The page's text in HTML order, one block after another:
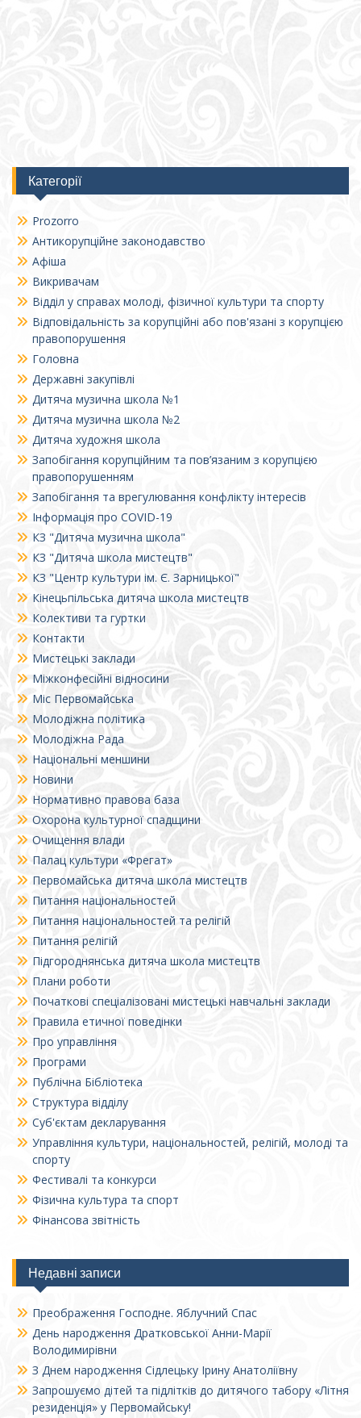
Категорії
Prozorro
Антикорупційне законодавство
Афіша
Викривачам
Відділ у справах молоді, фізичної культури та спорту
Відповідальність за корупційні або пов'язані з корупцією
правопорушення
Головна
Державні закупівлі
Дитяча музична школа №1
Дитяча музична школа №2
Дитяча художня школа
Запобігання корупційним та пов’язаним з корупцією
правопорушенням
Запобігання та врегулювання конфлікту інтересів
Інформація про COVID-19
КЗ "Дитяча музична школа"
КЗ "Дитяча школа мистецтв"
КЗ "Центр культури ім. Є. Зарницької"
Кінецьпільська дитяча школа мистецтв
Колективи та гуртки
Контакти
Мистецькі заклади
Міжконфесійні відносини
Міс Первомайська
Молодіжна політика
Молодіжна Рада
Національні меншини
Новини
Нормативно правова база
Охорона культурної спадщини
Очищення влади
Палац культури «Фрегат»
Первомайська дитяча школа мистецтв
Питання національностей
Питання національностей та релігій
Питання релігій
Підгороднянська дитяча школа мистецтв
Плани роботи
Початкові спеціалізовані мистецькі навчальні заклади
Правила етичної поведінки
Про управління
Програми
Публічна Бібліотека
Структура відділу
Суб'єктам декларування
Управління культури, національностей, релігій, молоді та
спорту
Фестивалі та конкурси
Фізична культура та спорт
Фінансова звітність
Недавні записи
Преображення Господне. Яблучний Спас
День народження Дратковської Анни-Марії
Володимирівни
З Днем народження Сідлецьку Ірину Анатоліївну
Запрошуємо дітей та підлітків до дитячого табору «Літня
резиденція» у Первомайську!